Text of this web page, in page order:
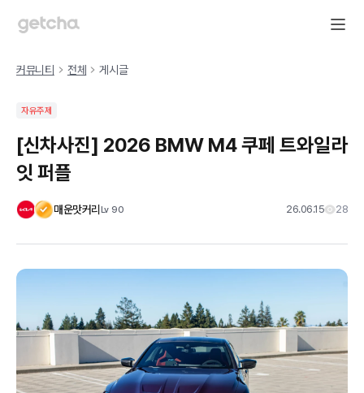
커뮤니티 전체 게시글
자유주제
[신차사진] 2026 BMW M4 쿠페 트와일라
잇 퍼플
매운맛커리 Lv 90 26.06.15 28